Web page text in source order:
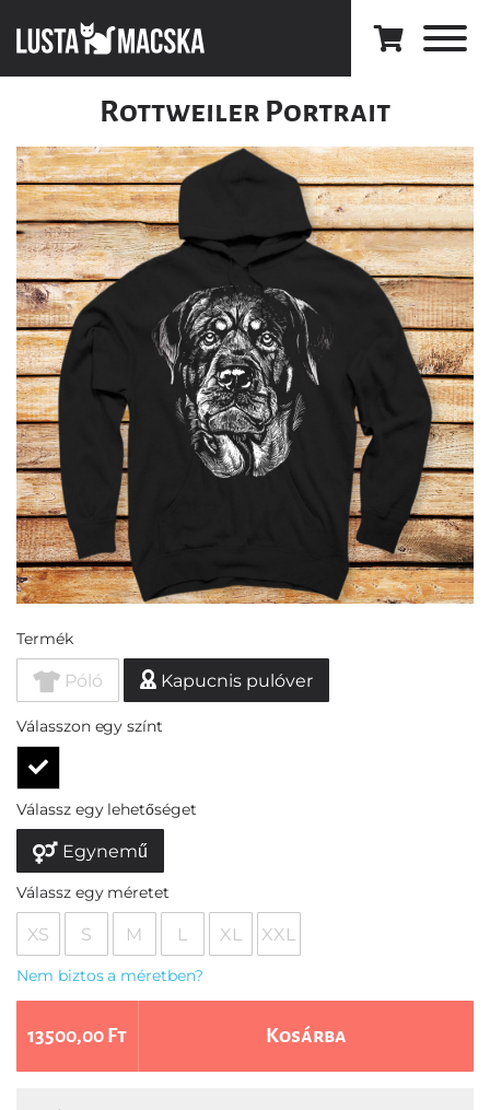
Rottweiler Portrait
Termék
Póló Kapucnis pulóver
Válasszon egy színt
Válassz egy lehetőséget
Egynemű
Válassz egy méretet
XS S M L XL XXL
Nem biztos a méretben?
13500,00 Ft Kosárba